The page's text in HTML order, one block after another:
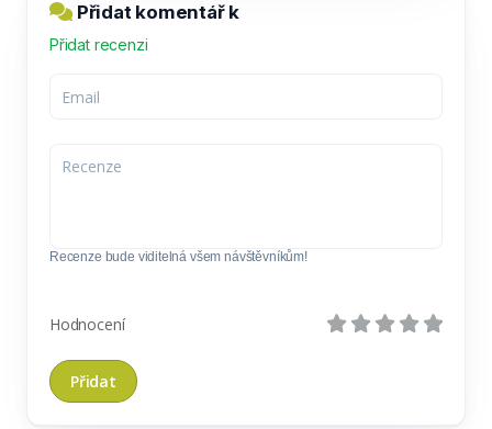
Přidat komentář k
Přidat recenzi
Recenze bude viditelná všem návštěvníkům!
Hodnocení